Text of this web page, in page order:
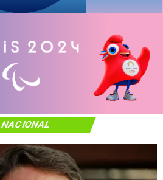
NACIONAL